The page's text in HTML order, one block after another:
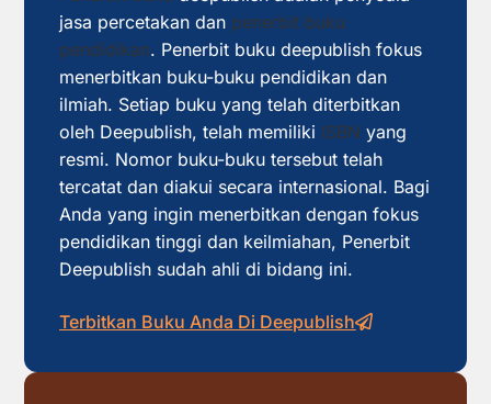
jasa percetakan dan penerbit buku
pendidikan. Penerbit buku deepublish fokus
menerbitkan buku-buku pendidikan dan
ilmiah. Setiap buku yang telah diterbitkan
oleh Deepublish, telah memiliki ISBN yang
resmi. Nomor buku-buku tersebut telah
tercatat dan diakui secara internasional. Bagi
Anda yang ingin menerbitkan dengan fokus
pendidikan tinggi dan keilmiahan, Penerbit
Deepublish sudah ahli di bidang ini.
Terbitkan Buku Anda Di Deepublish